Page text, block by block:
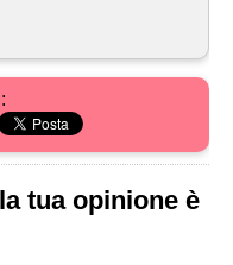
tua opinione è